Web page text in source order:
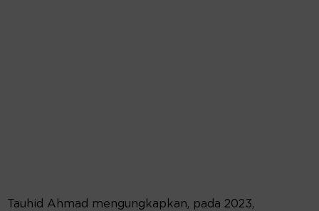
Tauhid Ahmad mengungkapkan, pada 2023,